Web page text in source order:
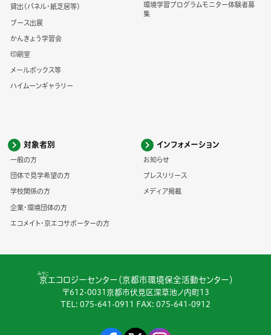
貸出（パネル・紙芝居等）
ブース出展
かんきょう学習会
印刷室
メールボックス等
ハイムーンギャラリー
環境学習プログラムモニター体験者募
集
対象者別
一般の方
団体で見学希望の方
学校関係の方
企業・環境団体の方
エコメイト・京エコサポーターの方
インフォメーション
お知らせ
プレスリリース
メディア掲載
京
みやこ
エコロジーセンター（京都市環境保全活動センター）
〒612-0031京都市伏見区深草池ノ内町13
TEL: 075-641-0911 FAX: 075-641-0912